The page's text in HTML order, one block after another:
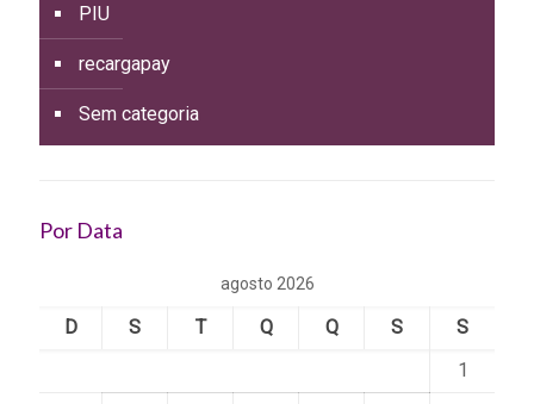
PIU
recargapay
Sem categoria
Por Data
agosto 2026
D S T Q Q S
S
1